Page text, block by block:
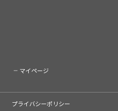
マイページ
プライバシーポリシー